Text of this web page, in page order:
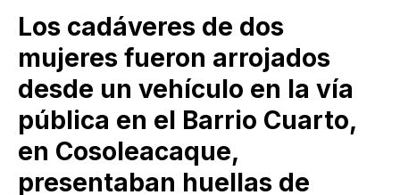
Los cadáveres de dos
mujeres fueron arrojados
desde un vehículo en la vía
pública en el Barrio Cuarto,
en Cosoleacaque,
presentaban huellas de